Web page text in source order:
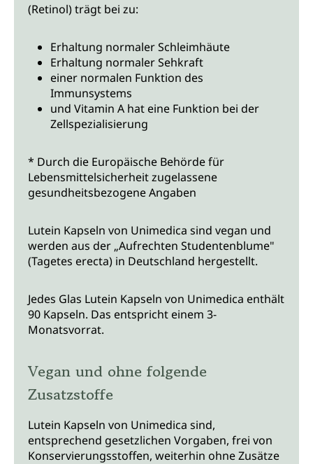
(Retinol) trägt bei zu:
Erhaltung normaler Schleimhäute
Erhaltung normaler Sehkraft
einer normalen Funktion des
Immunsystems
und Vitamin A hat eine Funktion bei der
Zellspezialisierung
* Durch die Europäische Behörde für
Lebensmittelsicherheit zugelassene
gesundheitsbezogene Angaben
Lutein Kapseln von Unimedica sind vegan und
werden aus der „Aufrechten Studentenblume"
(Tagetes erecta) in Deutschland hergestellt.
Jedes Glas Lutein Kapseln von Unimedica enthält
90 Kapseln. Das entspricht einem 3-
Monatsvorrat.
Vegan und ohne folgende
Zusatzstoffe
Lutein Kapseln von Unimedica sind,
entsprechend gesetzlichen Vorgaben, frei von
Konservierungsstoffen, weiterhin ohne Zusätze